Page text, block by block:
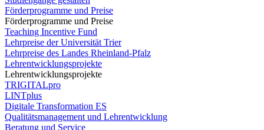
Förderprogramme und Preise
Förderprogramme und Preise
Teaching Incentive Fund
Lehrpreise der Universität Trier
Lehrpreise des Landes Rheinland-Pfalz
Lehrentwicklungsprojekte
Lehrentwicklungsprojekte
TRIGITALpro
LINTplus
Digitale Transformation ES
Qualitätsmanagement und Lehrentwicklung
Beratung und Service